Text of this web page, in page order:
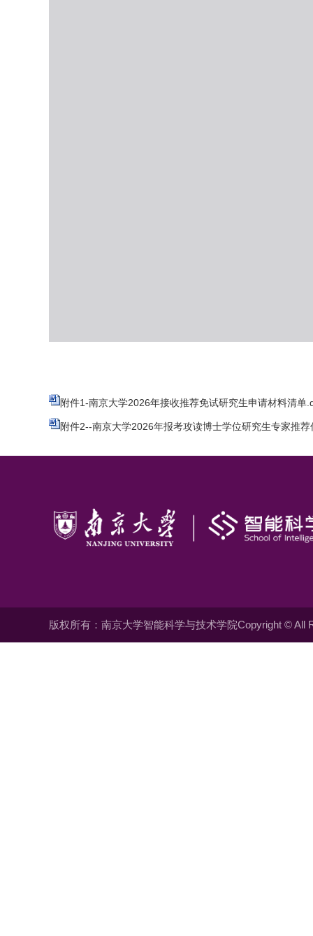
附件1-南京大学2026年接收推荐免试研究生申请材料清单
附件2--南京大学2026年报考攻读博士学位研究生专家推荐
版权所有：南京大学智能科学与技术学院Copyright © All